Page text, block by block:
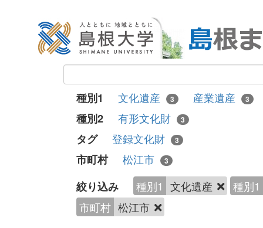
種別1 文化遺産 3 産業遺産 3
種別2 有形文化財 3
タグ 登録文化財 3
市町村 松江市 3
絞り込み 種別1 文化遺産
種別1
市町村 松江市